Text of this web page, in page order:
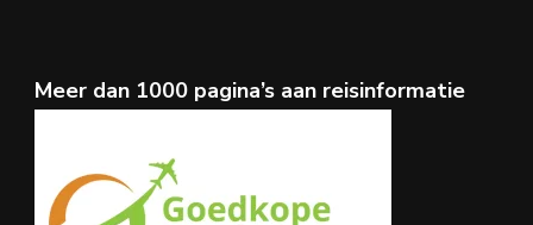
Meer dan 1000 pagina’s aan reisinformatie